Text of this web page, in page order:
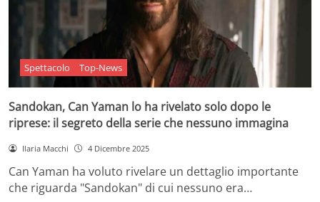
Spettacolo Top-News
Sandokan, Can Yaman lo ha rivelato solo dopo le
riprese: il segreto della serie che nessuno immagina
Ilaria Macchi 4 Dicembre 2025
Can Yaman ha voluto rivelare un dettaglio importante
che riguarda "Sandokan" di cui nessuno era…